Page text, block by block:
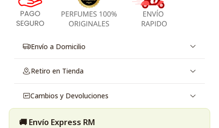
Envío a Domicilio
Retiro en Tienda
Cambios y Devoluciones
🚚 Envío Express RM